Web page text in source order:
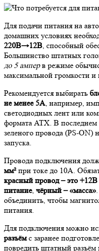
Для подачи питания на
домашних условиях
220В→12В, способный
Большинство штатных
до 5 амперв режиме
максимальной громкости и
Рекомендуется выбирать
не менее 5А, например,
светодиодных лент или
формата ATX. В последнем
зеленого провода (PS-
запуска.
Провода подключения
мм²при токе до 10А.
красный провод – это
питание, чёрный – «масса»
объединить, чтобы
питания.
Для подключения можно
разъёмс заранее
повредить штатный